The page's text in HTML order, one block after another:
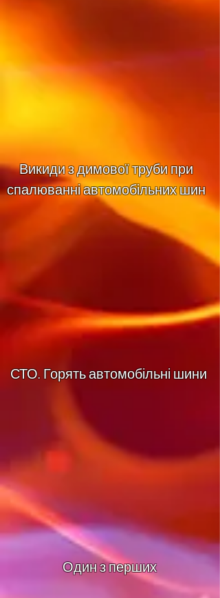
Викиди з димової труби при
спалюванні автомобільних шин
СТО. Горять автомобільні шини
Один з перших